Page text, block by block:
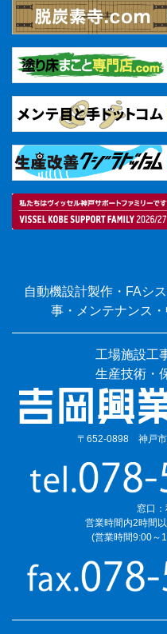
自動機設計製作・FAシ
事・メンテナンス
工場施設工
生産技術・
〒652-0898 神戸市
窓口
営業時間内2時間
(営業時間9:00